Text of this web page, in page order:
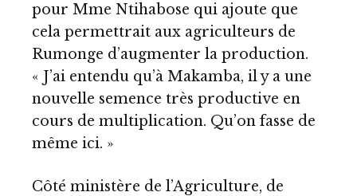
pour Mme Ntihabose qui ajoute que
cela permettrait aux agriculteurs de
Rumonge d’augmenter la production.
« J’ai entendu qu’à Makamba, il y a une
nouvelle semence très productive en
cours de multiplication. Qu’on fasse de
même ici. »
Côté ministère de l’Agriculture, de